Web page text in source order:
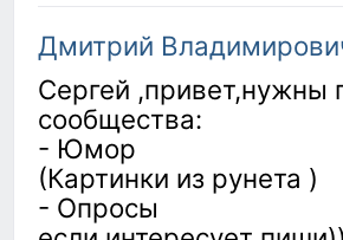
Дмитрий
Сергей
сообщества:
- Юмор
(Картинки из рунета )
- Опросы